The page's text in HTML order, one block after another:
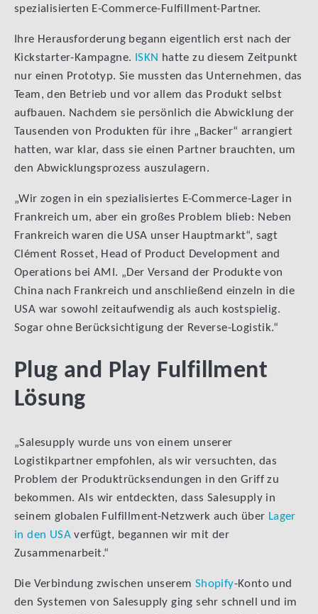
spezialisierten E-Commerce-Fulfillment-Partner.
Ihre Herausforderung begann eigentlich erst nach der
Kickstarter-Kampagne. ISKN hatte zu diesem Zeitpunkt
nur einen Prototyp. Sie mussten das Unternehmen, das
Team, den Betrieb und vor allem das Produkt selbst
aufbauen. Nachdem sie persönlich die Abwicklung der
Tausenden von Produkten für ihre „Backer“ arrangiert
hatten, war klar, dass sie einen Partner brauchten, um
den Abwicklungsprozess auszulagern.
„Wir zogen in ein spezialisiertes E-Commerce-Lager in
Frankreich um, aber ein großes Problem blieb: Neben
Frankreich waren die USA unser Hauptmarkt“, sagt
Clément Rosset, Head of Product Development and
Operations bei AMI. „Der Versand der Produkte von
China nach Frankreich und anschließend einzeln in die
USA war sowohl zeitaufwendig als auch kostspielig.
Sogar ohne Berücksichtigung der Reverse-Logistik.“
Plug and Play Fulfillment
Lösung
„Salesupply wurde uns von einem unserer
Logistikpartner empfohlen, als wir versuchten, das
Problem der Produktrücksendungen in den Griff zu
bekommen. Als wir entdeckten, dass Salesupply in
seinem globalen Fulfillment-Netzwerk auch über Lager
in den USA verfügt, begannen wir mit der
Zusammenarbeit.“
Die Verbindung zwischen unserem Shopify-Konto und
den Systemen von Salesupply ging sehr schnell und im